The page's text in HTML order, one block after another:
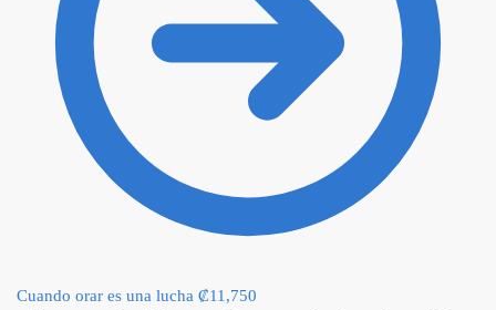
Cuando orar es una lucha ₡11,750